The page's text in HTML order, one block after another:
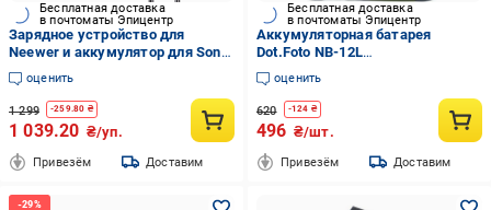
Бесплатная доставка
в почтоматы Эпицентр
Зарядное устройство для
Neewer и аккумулятор для Sony
(10100205)
оценить
1 299 -259.80 ₴
1 039.20 ₴/уп.
Привезём Доставим
Бесплатная доставка
в почтоматы Эпицентр
Аккумуляторная батарея
Dot.Foto NB-12L
(LPNWE159054479)
оценить
620 -124 ₴
496 ₴/шт.
Привезём Доставим